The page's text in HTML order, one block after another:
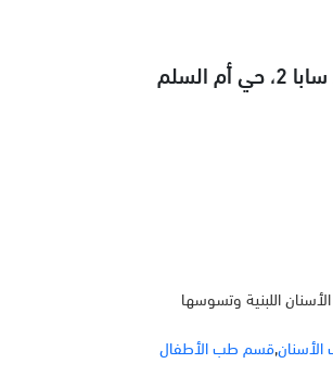
السلم
اللبنية وتسوسها
,قسم طب الأطفال